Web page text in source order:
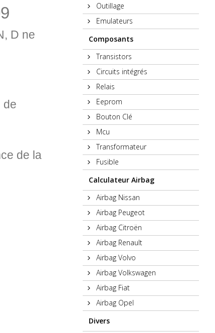
D ne
de
de la
Outillage
Emulateurs
Composants
Transistors
Circuits intégrés
Relais
Eeprom
Bouton Clé
Mcu
Transformateur
Fusible
Calculateur Airbag
Airbag Nissan
Airbag Peugeot
Airbag Citroën
Airbag Renault
Airbag Volvo
Airbag Volkswagen
Airbag Fiat
Airbag Opel
Divers